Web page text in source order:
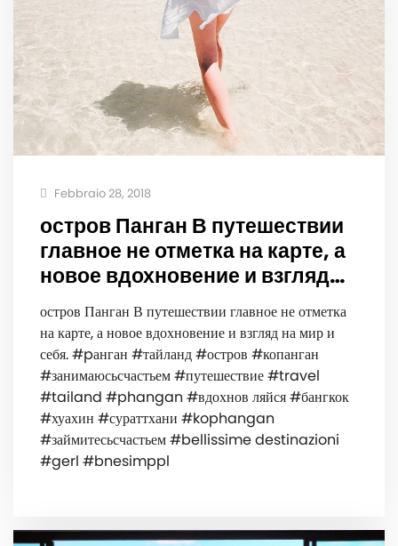
Febbraio 28, 2018
остров Панган В путешествии
главное не отметка на карте, а
новое вдохновение и взгляд…
остров Панган В путешествии главное не отметка
на карте, а новое вдохновение и взгляд на мир и
себя. #pанган #тайланд #остров #копанган
#занимаюсьсчастьем #путешествие #travel
#tailand #phangan #вдохнов ляйся #бангкок
#хуахин #сураттхани #kophangan
#займитесьсчастьем #bellissime destinazioni
#gerl #bnesimppl